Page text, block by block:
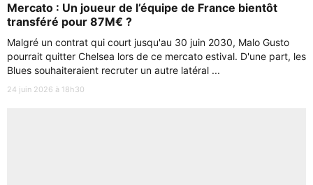
Mercato : Un joueur de l’équipe de France bientôt
transféré pour 87M€ ?
Malgré un contrat qui court jusqu'au 30 juin 2030, Malo Gusto
pourrait quitter Chelsea lors de ce mercato estival. D'une part, les
Blues souhaiteraient recruter un autre latéral ...
24 juin 2026 à 18h30